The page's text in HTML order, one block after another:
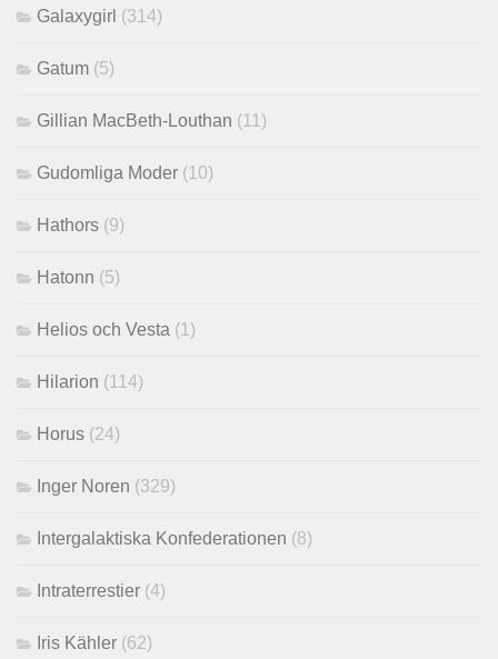
Galaxygirl (314)
Gatum (5)
Gillian MacBeth-Louthan (11)
Gudomliga Moder (10)
Hathors (9)
Hatonn (5)
Helios och Vesta (1)
Hilarion (114)
Horus (24)
Inger Noren (329)
Intergalaktiska Konfederationen (8)
Intraterrestier (4)
Iris Kähler (62)